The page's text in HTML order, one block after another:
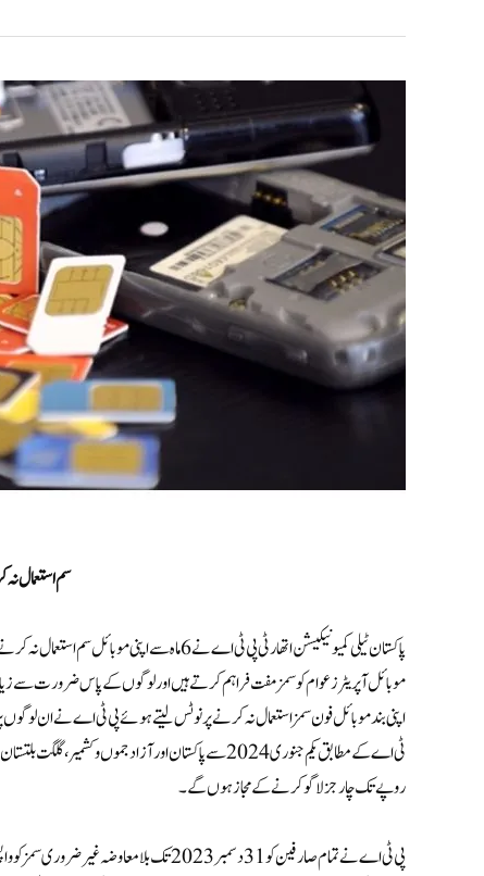
سم استعمال
پاکستان ٹیلی کمیونیکیشن اتھارٹی پی ٹی اے نے 6
موبائل آپریٹرز عوام کو سمز مفت فراہم کرتے ہیں اور لوگوں کے پاس ضرورت سے
روپے تک چارجز لاگو کرنے کے مجاز ہوں گے۔
پی ٹی اے نے تمام صارفین کو 31 دسمبر 2023